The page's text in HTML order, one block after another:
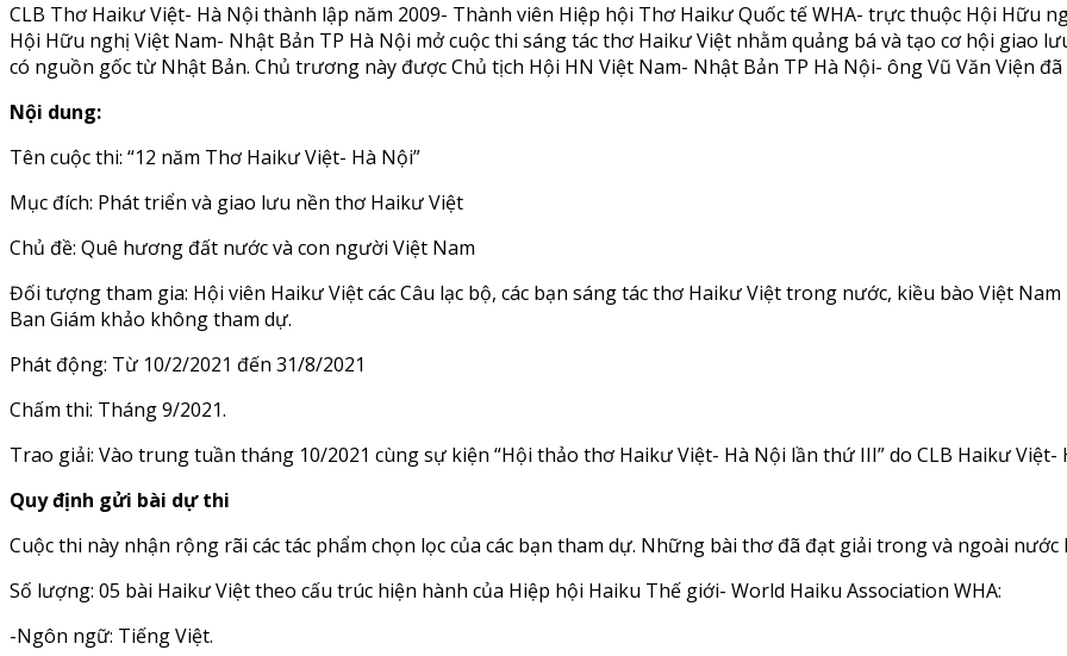
CLB Thơ Haikư Việt- Hà Nội thành lập năm 2009- Thành viên Hiệp hội Thơ Haikư Quốc tế WHA- trực thuộc Hội Hữu
Hội Hữu nghị Việt Nam- Nhật Bản TP Hà Nội mở cuộc thi sáng tác thơ Haikư Việt nhằm quảng bá và tạo cơ hội giao
có nguồn gốc từ Nhật Bản. Chủ trương này được Chủ tịch Hội HN Việt Nam- Nhật Bản TP Hà Nội- ông Vũ Văn Viện
Nội dung:
Tên cuộc thi: “12 năm Thơ Haikư Việt- Hà Nội”
Mục đích: Phát triển và giao lưu nền thơ Haikư Việt
Chủ đề: Quê hương đất nước và con người Việt Nam
Đối tượng tham gia: Hội viên Haikư Việt các Câu lạc bộ, các bạn sáng tác thơ Haikư Việt trong nước, kiều bào Việt
Ban Giám khảo không tham dự.
Phát động: Từ 10/2/2021 đến 31/8/2021
Chấm thi: Tháng 9/2021.
Trao giải: Vào trung tuần tháng 10/2021 cùng sự kiện “Hội thảo thơ Haikư Việt- Hà Nội lần thứ III” do CLB Haikư
Quy định gửi bài dự thi
Cuộc thi này nhận rộng rãi các tác phẩm chọn lọc của các bạn tham dự. Những bài thơ đã đạt giải trong và ngoài
Số lượng: 05 bài Haikư Việt theo cấu trúc hiện hành của Hiệp hội Haiku Thế giới- World Haiku Association WHA:
-Ngôn ngữ: Tiếng Việt.